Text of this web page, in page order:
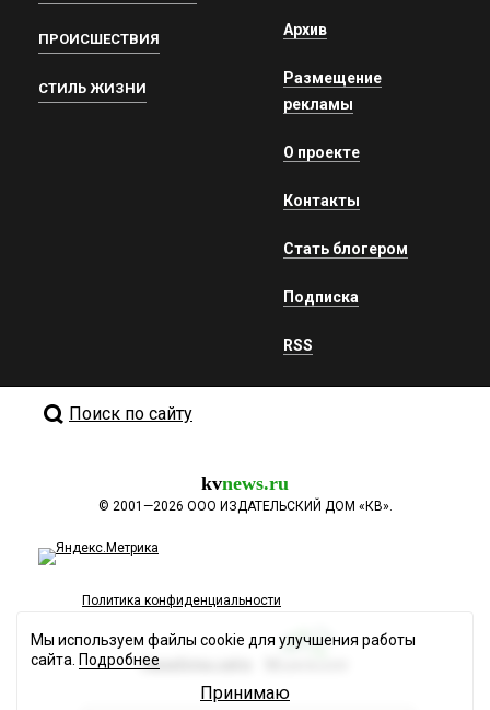
ПРОИСШЕСТВИЯ
СТИЛЬ ЖИЗНИ
Архив
Размещение
рекламы
О проекте
Контакты
Стать блогером
Подписка
RSS
Поиск по сайту
kvnews.ru
© 2001—2026 ООО ИЗДАТЕЛЬСКИЙ ДОМ «КВ».
Политика конфиденциальности
Разработка сайта
Мы используем файлы cookie для улучшения работы
сайта. Подробнее
Принимаю